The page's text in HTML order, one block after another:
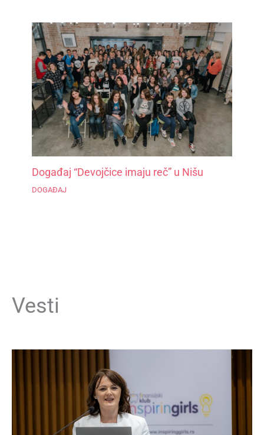
Događaj “Devojčice imaju reč” u Nišu
DOGAĐAJ
Vesti